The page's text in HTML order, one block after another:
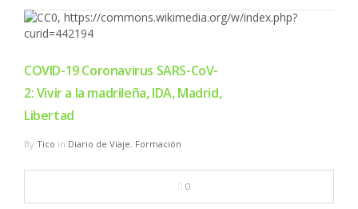
EuroLeague
FEB
FIBA
OTROS
COVID-19 Coronavirus SARS-CoV-
2: Vivir a la madrileña, IDA, Madrid,
Libertad
By Tico in Diario de Viaje, Formación
0